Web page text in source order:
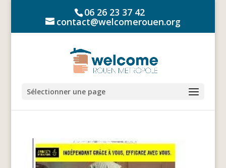
06 26 23 37 42
contact@welcomerouen.org
Sélectionner une page